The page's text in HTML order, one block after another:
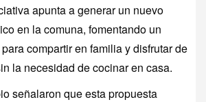
apunta a generar un nuevo
en la comuna, fomentando un
compartir en familia y disfrutar de
la necesidad de cocinar en casa.
señalaron que esta propuesta